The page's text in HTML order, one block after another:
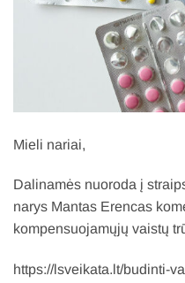
Mieli nariai,
Dalinamės nuoroda į
narys Mantas Erencas
kompensuojamųjų vaistų
https://lsveikata.lt/budinti-